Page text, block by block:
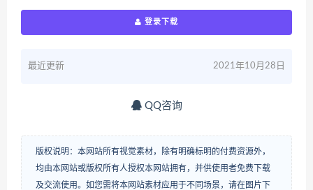
登录下载
最近更新 2021年10月28日
QQ咨询
版权说明：本网站所有视觉素材，除有明确标明的付费资源外，
均由本网站或版权所有人授权本网站拥有，并供使用者免费下载
及交流使用。如您需将本网站素材应用于不同场景，请在图片下